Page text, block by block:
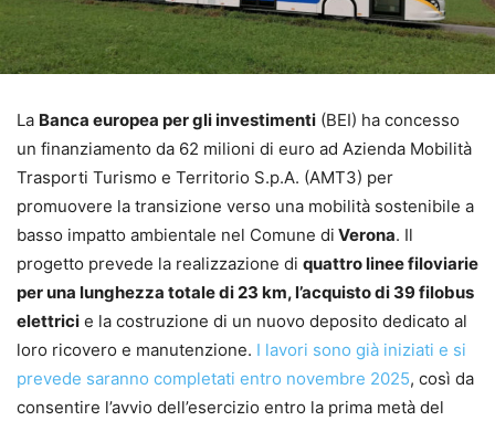
La Banca europea per gli investimenti (BEI) ha concesso
un finanziamento da 62 milioni di euro ad Azienda Mobilità
Trasporti Turismo e Territorio S.p.A. (AMT3) per
promuovere la transizione verso una mobilità sostenibile a
basso impatto ambientale nel Comune di Verona. Il
progetto prevede la realizzazione di quattro linee filoviarie
per una lunghezza totale di 23 km, l’acquisto di 39 filobus
elettrici e la costruzione di un nuovo deposito dedicato al
loro ricovero e manutenzione. I lavori sono già iniziati e si
prevede saranno completati entro novembre 2025, così da
consentire l’avvio dell’esercizio entro la prima metà del